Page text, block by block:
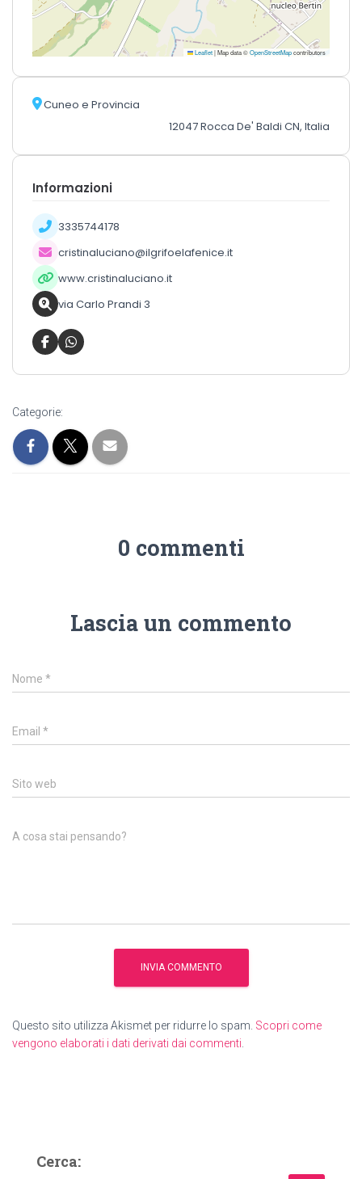
Leaflet|Map data ©OpenStreetMapcontributors
Cuneo e Provincia
12047 Rocca De' Baldi CN, Italia
Informazioni
3335744178
cristinaluciano@ilgrifoelafenice.it
www.cristinaluciano.it
via Carlo Prandi 3
Categorie:
0 commenti
Lascia un commento
Nome *
Email *
Sito web
A cosa stai pensando?
Questo sito utilizza Akismet per ridurre lo spam. Scopri come
vengono elaborati i dati derivati dai commenti.
Cerca: